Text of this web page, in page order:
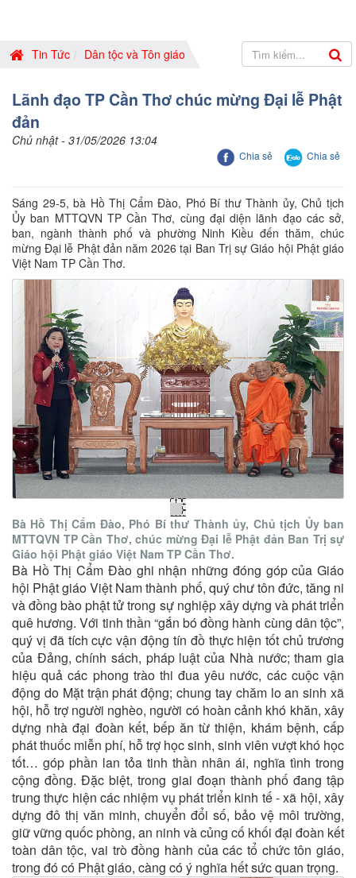
Tin Tức Dân tộc và Tôn giáo
Lãnh đạo TP Cần Thơ chúc mừng Đại lễ Phật
đản
Chủ nhật - 31/05/2026 13:04
Chia sẻ Chia sẻ
Sáng 29-5, bà Hồ Thị Cẩm Đào, Phó Bí thư Thành ủy, Chủ tịch
Ủy ban MTTQVN TP Cần Thơ, cùng đại diện lãnh đạo các sở,
ban, ngành thành phố và phường Ninh Kiều đến thăm, chúc
mừng Đại lễ Phật đản năm 2026 tại Ban Trị sự Giáo hội Phật giáo
Việt Nam TP Cần Thơ.
Bà Hồ Thị Cẩm Đào, Phó Bí thư Thành ủy, Chủ tịch Ủy ban
MTTQVN TP Cần Thơ, chúc mừng Đại lễ Phật đản Ban Trị sự
Giáo hội Phật giáo Việt Nam TP Cần Thơ.
Bà Hồ Thị Cẩm Đào ghi nhận những đóng góp của Giáo
hội Phật giáo Việt Nam thành phố, quý chư tôn đức, tăng ni
và đồng bào phật tử trong sự nghiệp xây dựng và phát triển
quê hương. Với tinh thần “gắn bó đồng hành cùng dân tộc”,
quý vị đã tích cực vận động tín đồ thực hiện tốt chủ trương
của Đảng, chính sách, pháp luật của Nhà nước; tham gia
hiệu quả các phong trào thi đua yêu nước, các cuộc vận
động do Mặt trận phát động; chung tay chăm lo an sinh xã
hội, hỗ trợ người nghèo, người có hoàn cảnh khó khăn, xây
dựng nhà đại đoàn kết, bếp ăn từ thiện, khám bệnh, cấp
phát thuốc miễn phí, hỗ trợ học sinh, sinh viên vượt khó học
tốt… góp phần lan tỏa tinh thần nhân ái, nghĩa tình trong
cộng đồng. Đặc biệt, trong giai đoạn thành phố đang tập
trung thực hiện các nhiệm vụ phát triển kinh tế - xã hội, xây
dựng đô thị văn minh, chuyển đổi số, bảo vệ môi trường,
giữ vững quốc phòng, an ninh và củng cố khối đại đoàn kết
toàn dân tộc, vai trò đồng hành của các tổ chức tôn giáo,
trong đó có Phật giáo, càng có ý nghĩa hết sức quan trọng.